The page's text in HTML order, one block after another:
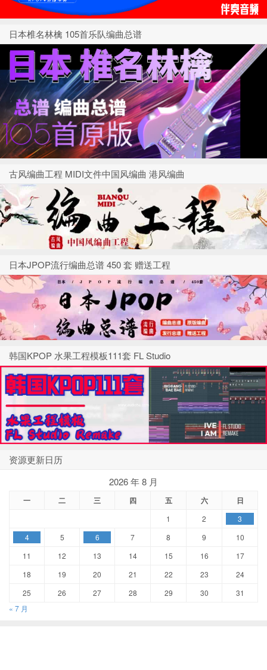
日本椎名林檎 105首乐队编曲总谱
古风编曲工程 MIDI文件中国风编曲 港风编曲
日本JPOP流行编曲总谱 450 套 赠送工程
韩国KPOP 水果工程模板111套 FL Studio
资源更新日历
2026 年 8 月
一 二 三 四 五 六 日
1 2
3
4
5 6 7 8 9
10
11
12 13 14 15 16
17
18
19 20 21 22 23
24
25
26 27 28 29 30
31
« 7 月